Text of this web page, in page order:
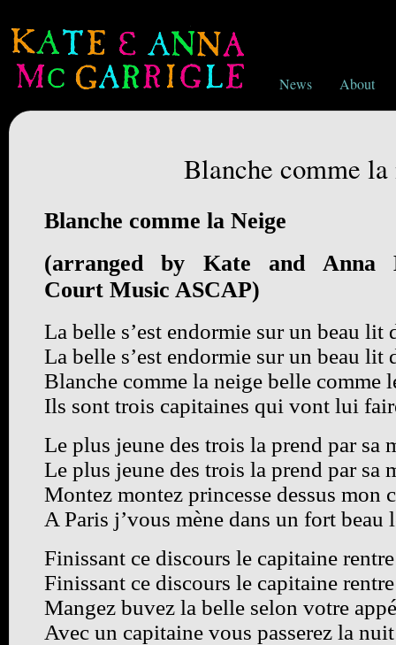
News About
Blanche comme la
Blanche comme la Neige
(arranged by Kate and Anna
Court Music ASCAP)
La belle s’est endormie sur un beau lit
La belle s’est endormie sur un beau lit
Blanche comme la neige belle comme
Ils sont trois capitaines qui vont lui
Le plus jeune des trois la prend par sa
Le plus jeune des trois la prend par sa
Montez montez princesse dessus mon
A Paris j’vous mène dans un fort beau
Finissant ce discours le capitaine rentre
Finissant ce discours le capitaine rentre
Mangez buvez la belle selon votre
Avec un capitaine vous passerez la nuit